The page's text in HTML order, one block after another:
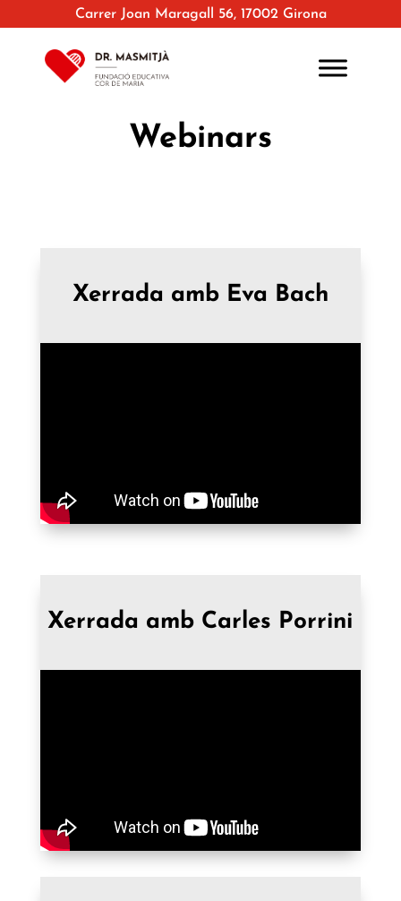
Carrer Joan Maragall 56, 17002 Girona
Webinars
Xerrada amb Eva Bach
Xerrada amb Carles Porrini